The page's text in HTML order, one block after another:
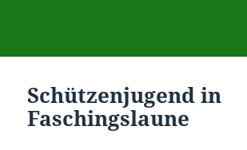
Schützenjugend in
Faschingslaune